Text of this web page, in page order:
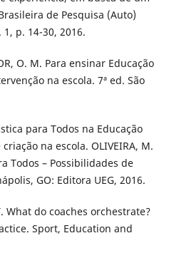
de Pesquisa (Auto)
p. 14-30, 2016.
O. M. Para ensinar Educação
na escola. 7ª ed. São
para Todos na Educação
na escola. OLIVEIRA, M.
Todos – Possibilidades de
GO: Editora UEG, 2016.
What do coaches orchestrate?
Sport, Education and